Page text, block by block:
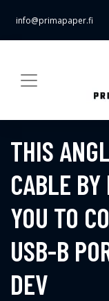
info@primapaper.fi
THIS
CABLE
YOU TO
USB-B
DEV